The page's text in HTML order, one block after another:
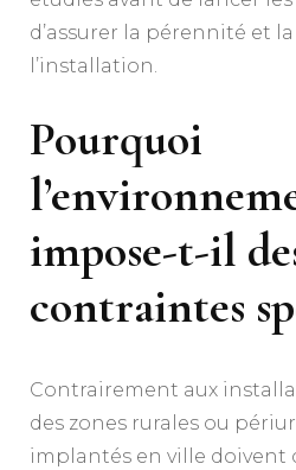
d’assurer la pérennité et
l’installation.
Pourquoi
impose-t-il
contraintes
Contrairement aux
des zones rurales ou
implantés en ville doivent